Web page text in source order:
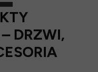
DRZWI,